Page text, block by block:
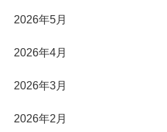
2026年5月
2026年4月
2026年3月
2026年2月